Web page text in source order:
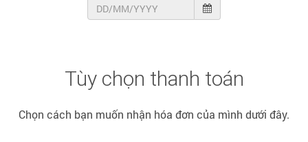
Tùy chọn thanh toán
Chọn cách bạn muốn nhận hóa đơn của mình dưới đây.